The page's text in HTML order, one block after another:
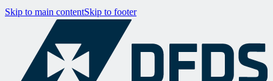
Skip to main contentSkip to footer